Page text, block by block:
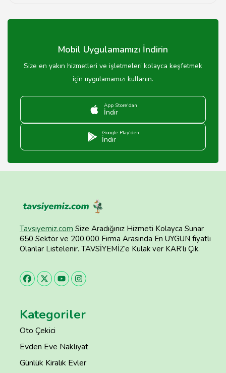
için ideal bir tatlıdır.
Mobil Uygulamamızı İndirin
Size en yakın hizmetleri ve işletmeleri kolayca keşfetmek
için uygulamamızı kullanın.
App Store'dan
İndir
Google Play'den
İndir
Tavsiyemiz.com Size Aradığınız Hizmeti Kolayca Sunar
650 Sektör ve 200.000 Firma Arasında En UYGUN fiyatlı
Olanlar Listelenir. TAVSİYEMİZ’e Kulak ver KAR’lı Çık.
Kategoriler
Oto Çekici
Evden Eve Nakliyat
Günlük Kiralık Evler